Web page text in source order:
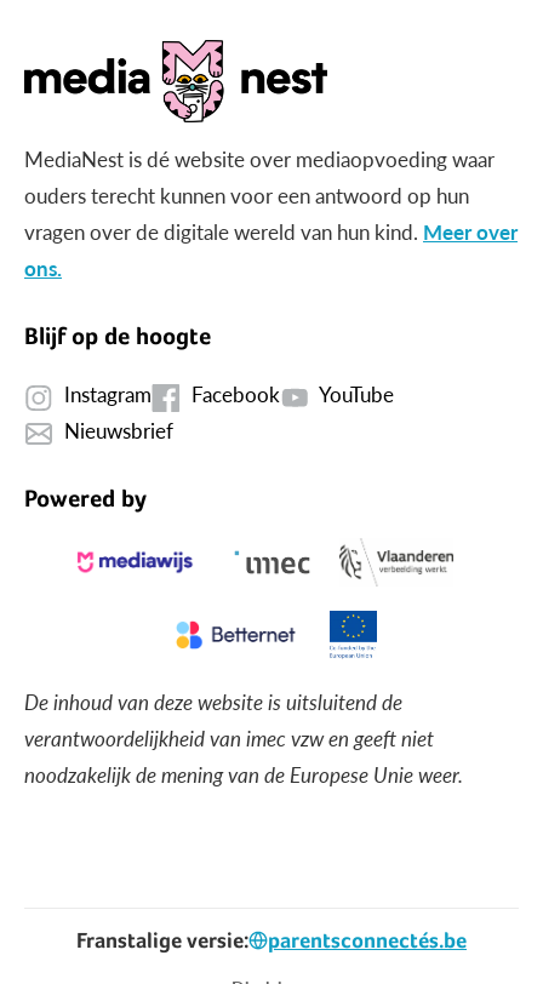
MediaNest is dé website over mediaopvoeding waar
ouders terecht kunnen voor een antwoord op hun
vragen over de digitale wereld van hun kind. Meer over
ons.
Blijf op de hoogte
Instagram Facebook
YouTube
Nieuwsbrief
Powered by
De inhoud van deze website is uitsluitend de
verantwoordelijkheid van imec vzw en geeft niet
noodzakelijk de mening van de Europese Unie weer.
Franstalige versie: parentsconnectés.be